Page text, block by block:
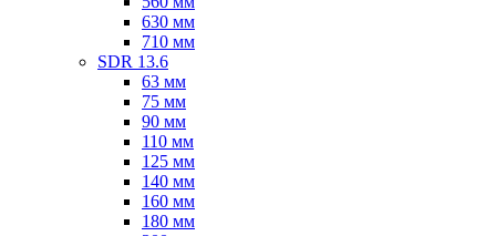
630 мм
710 мм
SDR 13.6
63 мм
75 мм
90 мм
110 мм
125 мм
140 мм
160 мм
180 мм